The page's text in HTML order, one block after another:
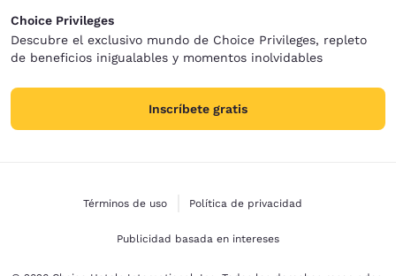
Choice Privileges
Descubre el exclusivo mundo de Choice Privileges, repleto
de beneficios inigualables y momentos inolvidables
Inscríbete gratis
Términos de uso Política de privacidad
Publicidad basada en intereses